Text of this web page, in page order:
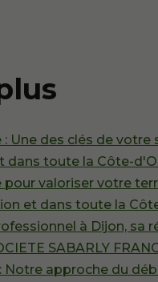
Une des clés de votre
dans toute la Côte-
valoriser votre
et dans toute la
à Dijon, sa
SABARLY
Notre approche du